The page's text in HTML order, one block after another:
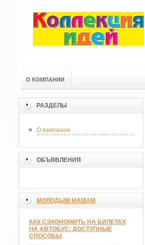
О КОМПАНИИ
РАЗДЕЛЫ
О компании
ОБЪЯВЛЕНИЯ
МОЛОДЫМ МАМАМ
КАК СЭКОНОМИТЬ НА БИЛЕТАХ
НА АВТОБУС: ДОСТУПНЫЕ
СПОСОБЫ